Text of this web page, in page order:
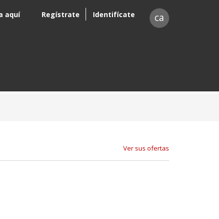
aquí Regístrate Identifícate ca
Ver sus ofertas